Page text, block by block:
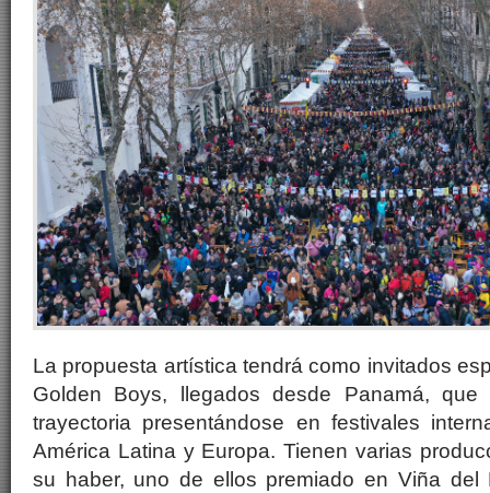
La propuesta artística tendrá como invitados
Golden Boys, llegados desde Panamá,
trayectoria presentándose en festivales
América Latina y Europa. Tienen varias
su haber, uno de ellos premiado en Viña del